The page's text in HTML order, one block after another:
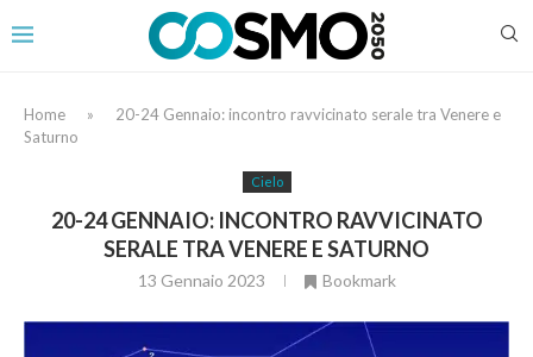
Home »
20-24 Gennaio: incontro ravvicinato serale tra Venere e
Saturno
Cielo
20-24 GENNAIO: INCONTRO RAVVICINATO
SERALE TRA VENERE E SATURNO
13 Gennaio 2023 Bookmark